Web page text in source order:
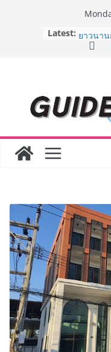
Latest: AirAsia
ยาวนา
“BIO
ระดับผ
พาณิชย์
ปะทะ ฟิ
ได้เตรีย
มหาวิทย
เขาให้พ
8.8 “ซูเ
ประเทศ
“ดร.ปิย
พร้อมฟรี